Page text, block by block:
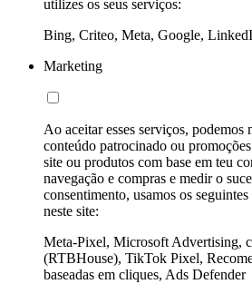
utilizes os seus serviços:
Bing, Criteo, Meta, Google,
Marketing
Ao aceitar esses serviços, podemos
conteúdo patrocinado ou
site ou produtos com base em teu
navegação e compras e medir o
consentimento, usamos os
neste site:
Meta-Pixel, Microsoft Advertising,
(RTBHouse), TikTok Pixel,
baseadas em cliques, Ads Defender